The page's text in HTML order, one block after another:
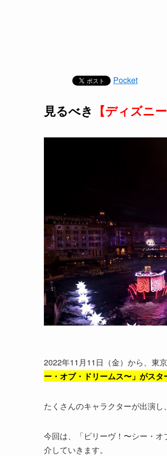
Pocket
見るべき 【ディズニ
2022年11月11日（金）から、東
ー・オブ・ドリームス〜」がスタ
たくさんのキャラクターが出演し
今回は、「ビリーヴ！〜シー・オ
介していきます。